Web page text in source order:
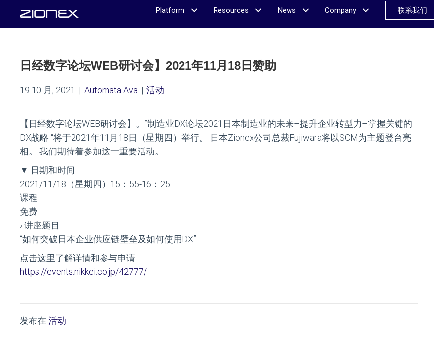
Platform Resources News Company 联系我们
日经数字论坛WEB研讨会】2021年11月18日赞助
19 10 月, 2021 | Automata Ava | 活动
【日经数字论坛WEB研讨会】。”制造业DX论坛2021日本制造业的未来–提升企业转型力–掌握关键的
DX战略 “将于2021年11月18日（星期四）举行。 日本Zionex公司总裁Fujiwara将以SCM为主题登台亮
相。 我们期待着参加这一重要活动。
▼ 日期和时间
2021/11/18（星期四）15：55-16：25
课程
免费
› 讲座题目
“如何突破日本企业供应链壁垒及如何使用DX”
点击这里了解详情和参与申请
https://events.nikkei.co.jp/42777/
发布在 活动